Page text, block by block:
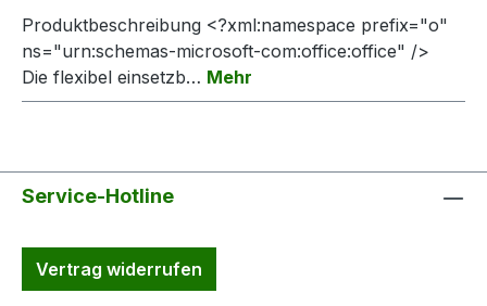
Produktbeschreibung <?xml:namespace prefix="o"
ns="urn:schemas-microsoft-com:office:office" />
Die flexibel einsetzb… Mehr
Service-Hotline
Vertrag widerrufen